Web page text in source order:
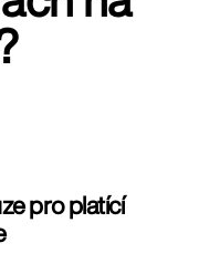
pro platící